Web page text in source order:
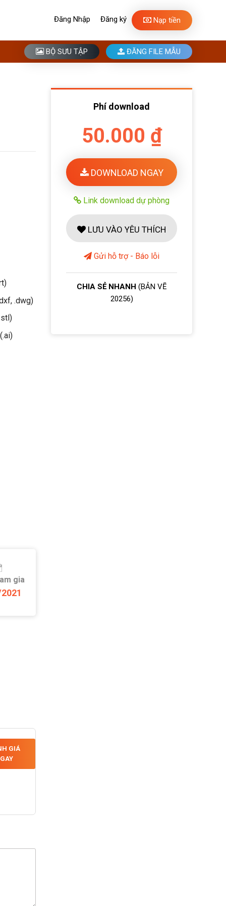
Đăng Nhập Đăng ký Nạp tiền
BỘ SƯU TẬP ĐĂNG FILE MẪU
.dwg)
gia
GIÁ
Phí download
50.000 ₫
DOWNLOAD NGAY
Link download dự phòng
LƯU VÀO YÊU THÍCH
Gửi hỗ trợ - Báo lỗi
CHIA SẺ NHANH (BẢN VẼ
20256)